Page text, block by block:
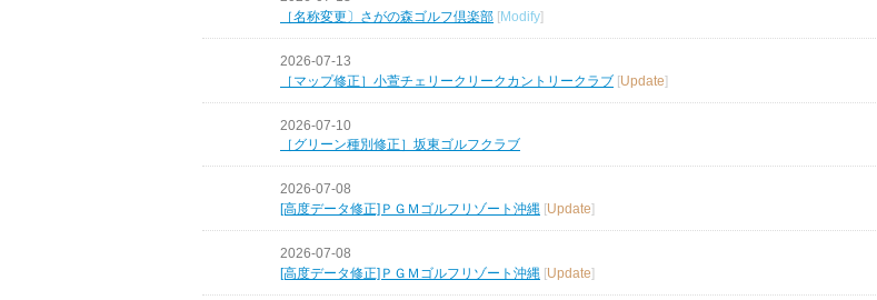
［名称変更〕さがの森ゴルフ倶楽部 [Modify]
2026-07-13
［マップ修正］小萱チェリークリークカントリークラブ [Update]
2026-07-10
［グリーン種別修正］坂東ゴルフクラブ
2026-07-08
[高度データ修正]ＰＧＭゴルフリゾート沖縄 [Update]
2026-07-08
[高度データ修正]ＰＧＭゴルフリゾート沖縄 [Update]